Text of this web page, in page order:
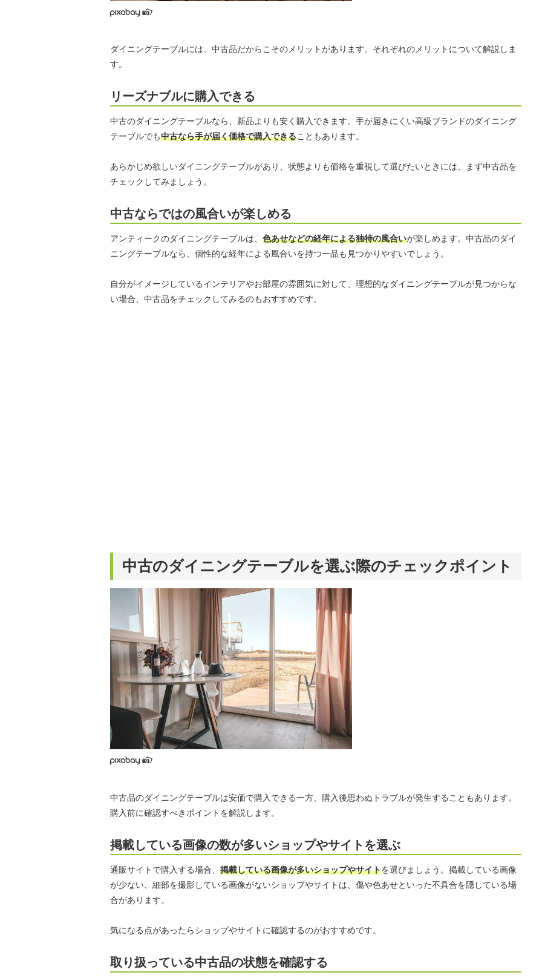
ダイニングテーブルには、中古品だからこそのメリットがあります。それぞれのメリットについて解説しま
す。
リーズナブルに購入できる
中古のダイニングテーブルなら、新品よりも安く購入できます。手が届きにくい高級ブランドのダイニング
テーブルでも中古なら手が届く価格で購入できることもあります。
あらかじめ欲しいダイニングテーブルがあり、状態よりも価格を重視して選びたいときには、まず中古品を
チェックしてみましょう。
中古ならではの風合いが楽しめる
アンティークのダイニングテーブルは、 色あせなどの経年による独特の風合いが楽しめます。中古品のダイ
ニングテーブルなら、個性的な経年による風合いを持つ一品も見つかりやすいでしょう。
自分がイメージしているインテリアやお部屋の雰囲気に対して、理想的なダイニングテーブルが見つからな
い場合、中古品をチェックしてみるのもおすすめです。
中古のダイニングテーブルを選ぶ際のチェックポイント
中古品のダイニングテーブルは安価で購入できる一方、購入後思わぬトラブルが発生することもあります。
購入前に確認すべきポイントを解説します。
掲載している画像の数が多いショップやサイトを選ぶ
通販サイトで購入する場合、 掲載している画像が多いショップやサイトを選びましょう。掲載している画像
が少ない、細部を撮影している画像がないショップやサイトは、傷や色あせといった不具合を隠している場
合があります。
気になる点があったらショップやサイトに確認するのがおすすめです。
取り扱っている中古品の状態を確認する